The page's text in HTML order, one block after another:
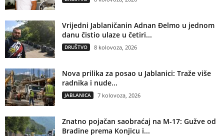
Vrijedni Jablaničanin Adnan Đelmo u jednom
danu čistio ulaze u četiri...
DRUŠTVO 8 kolovoza, 2026
Nova prilika za posao u Jablanici: Traže više
radnika i nude...
JABLANICA 7 kolovoza, 2026
Znatno pojačan saobraćaj na M-17: Gužve od
Bradine prema Konjicu i...